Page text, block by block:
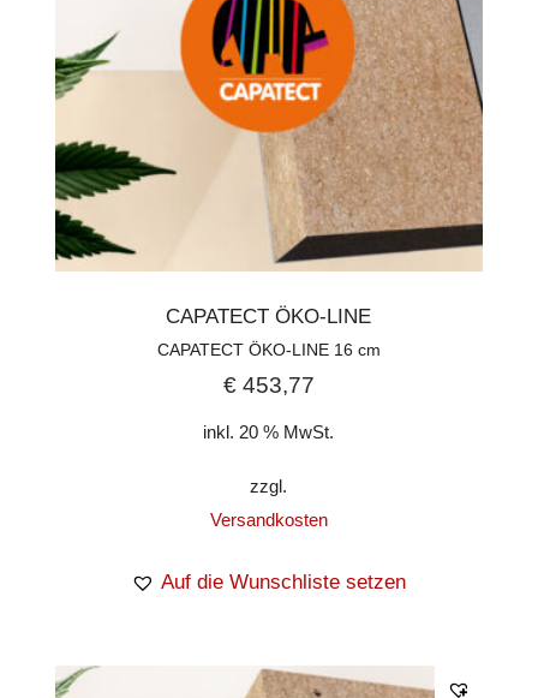
Aufgrund des hohen Volumens müssen die
Transportkosten für Dämmmaterialien separat
angefragt werden und sind im Bestellpreis nicht
CAPATECT ÖKO-LINE
CAPATECT ÖKO-LINE 16 cm
€453,77
inkl. 20 % MwSt.
zzgl.
Versandkosten
Auf die Wunschliste setzen